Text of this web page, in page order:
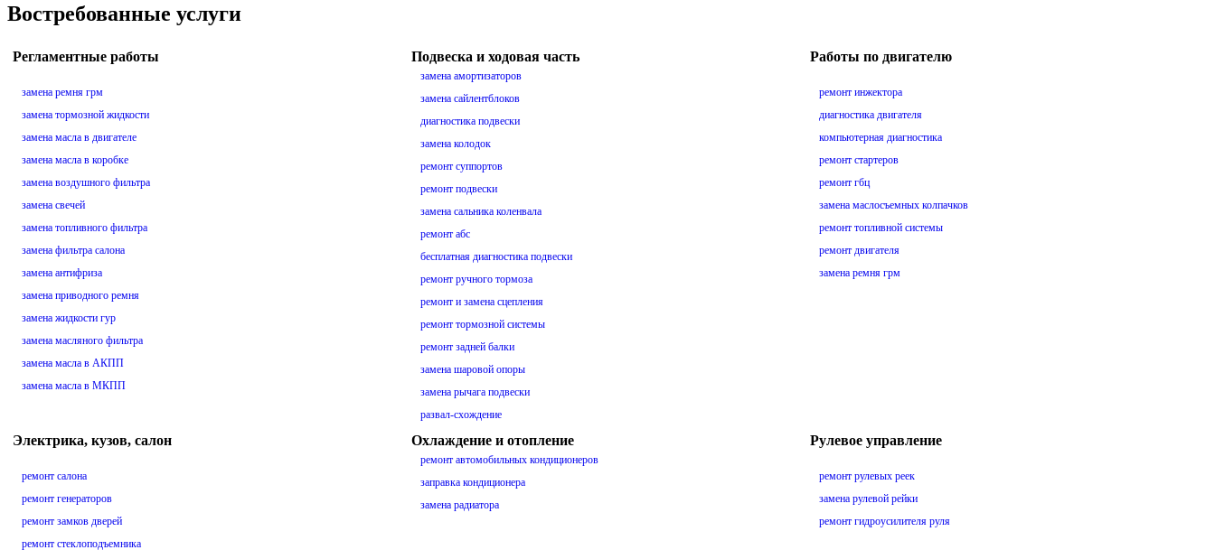
Востребованные услуги
Регламентные работы
замена ремня грм
замена тормозной жидкости
замена масла в двигателе
замена масла в коробке
замена воздушного фильтра
замена свечей
замена топливного фильтра
замена фильтра салона
замена антифриза
замена приводного ремня
замена жидкости гур
замена масляного фильтра
замена масла в АКПП
замена масла в МКПП
Подвеска и ходовая часть
замена амортизаторов
замена сайлентблоков
диагностика подвески
замена колодок
ремонт суппортов
ремонт подвески
замена сальника коленвала
ремонт абс
бесплатная диагностика подвески
ремонт ручного тормоза
ремонт и замена сцепления
ремонт тормозной системы
ремонт задней балки
замена шаровой опоры
замена рычага подвески
развал-схождение
Работы по двигателю
ремонт инжектора
диагностика двигателя
компьютерная диагностика
ремонт стартеров
ремонт гбц
замена маслосъемных колпачков
ремонт топливной системы
ремонт двигателя
замена ремня грм
Электрика, кузов, салон
ремонт салона
ремонт генераторов
ремонт замков дверей
ремонт стеклоподъемника
Охлаждение и отопление
ремонт автомобильных кондиционеров
заправка кондиционера
замена радиатора
Рулевое управление
ремонт рулевых реек
замена рулевой рейки
ремонт гидроусилителя руля